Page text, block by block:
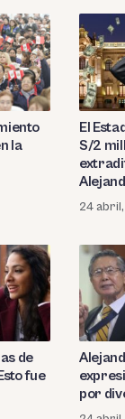
la
El
S/2
24
de
fue
por